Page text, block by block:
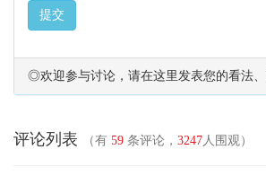
提交
◎欢迎参与讨论，请在这里发表您的看法、
评论列表 （有 59 条评论， 3247 人围观）